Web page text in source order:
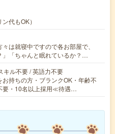
代もOK）
は就寝中ですので各お部屋で、
」「ちゃんと眠れているか？…
キル不要 / 英語力不要
お持ちの方・ブランクOK・年齢不
要・10名以上採用≪待遇…